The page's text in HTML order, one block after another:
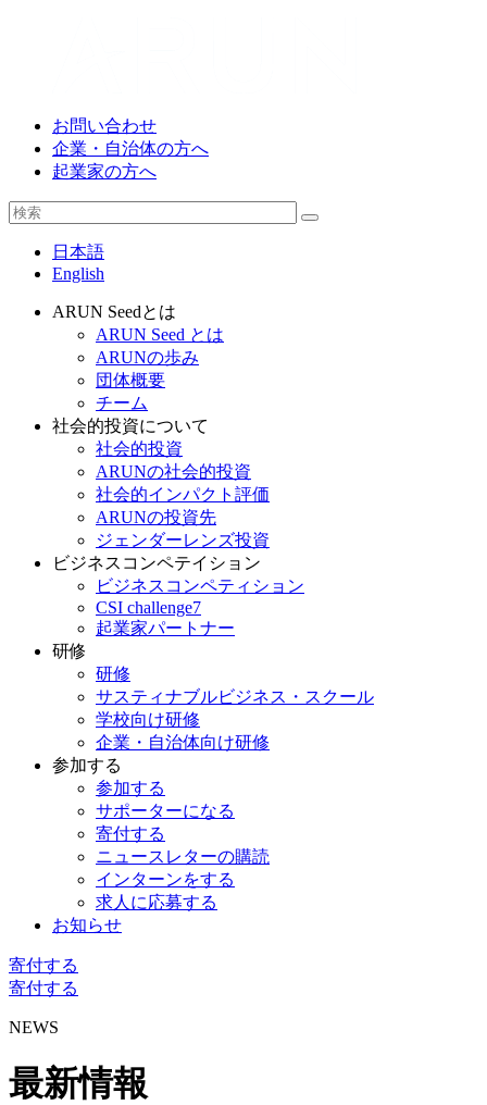
お問い合わせ
企業・自治体の方へ
起業家の方へ
日本語
English
ARUN Seedとは
ARUN Seed とは
ARUNの歩み
団体概要
チーム
社会的投資について
社会的投資
ARUNの社会的投資
社会的インパクト評価
ARUNの投資先
ジェンダーレンズ投資
ビジネスコンペテイション
ビジネスコンペティション
CSI challenge7
起業家パートナー
研修
研修
サスティナブルビジネス・スクール
学校向け研修
企業・自治体向け研修
参加する
参加する
サポーターになる
寄付する
ニュースレターの購読
インターンをする
求人に応募する
お知らせ
寄付する
寄付する
NEWS
最新情報